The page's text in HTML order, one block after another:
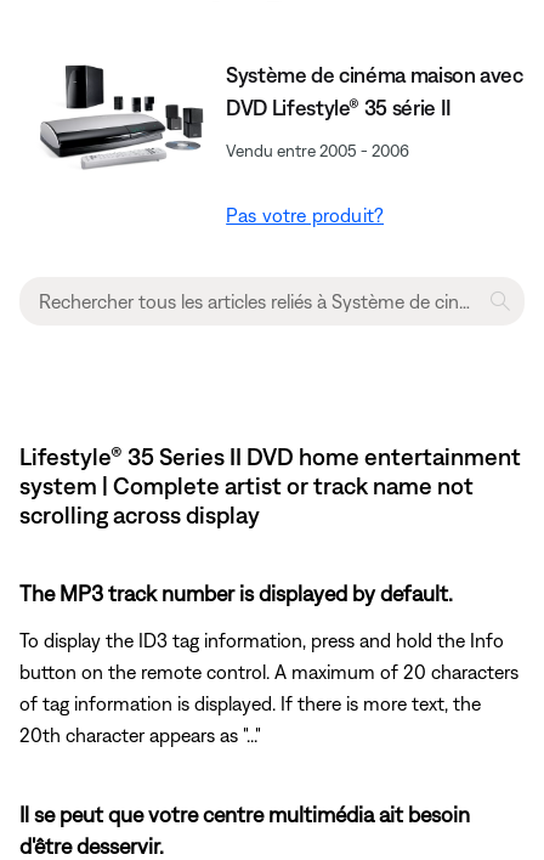
Système de cinéma maison avec
DVD Lifestyle® 35 série II
Vendu entre 2005 - 2006
Pas votre produit?
Lifestyle® 35 Series II DVD home entertainment
system | Complete artist or track name not
scrolling across display
The MP3 track number is displayed by default.
To display the ID3 tag information, press and hold the Info
button on the remote control. A maximum of 20 characters
of tag information is displayed. If there is more text, the
20th character appears as "..."
Il se peut que votre centre multimédia ait besoin
d'être desservir.